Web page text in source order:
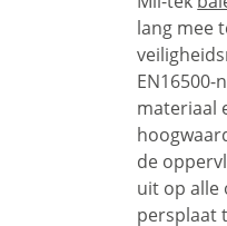
lang mee
EN16500-
materiaal
de
uit op alle
persplaat